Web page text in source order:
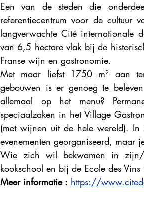
Een van de steden die
referentiecentrum voor de cultuur
langverwachte Cité internationale
van 6,5 hectare vlak bij de
Franse wijn en gastronomie.
Met maar liefst 1750 m² aan
gebouwen is er genoeg te
allemaal op het menu?
speciaalzaken in het Village
(met wijnen uit de hele wereld). In
evenementen georganiseerd, maar
Wie zich wil bekwamen in zijn/
kookschool en bij de Ecole des
Meer informatie : https://